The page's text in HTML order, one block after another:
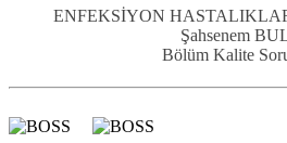
ENFEKSİYON
Şahsenem
Bölüm Kalite